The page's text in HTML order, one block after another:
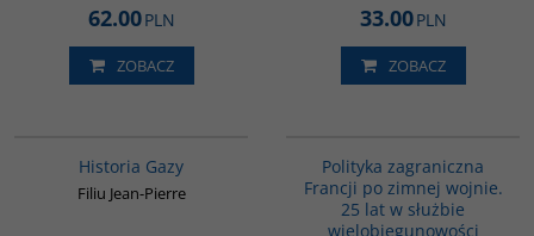
62.00PLN
ZOBACZ
33.00PLN
ZOBACZ
Historia Gazy
Filiu Jean-Pierre
Polityka zagraniczna
Francji po zimnej wojnie.
25 lat w służbie
wielobiegunowości